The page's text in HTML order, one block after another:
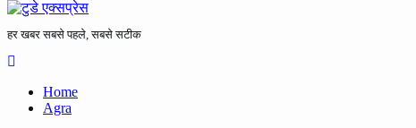
हर खबर सबसे पहले, सबसे सटीक
Home
Agra